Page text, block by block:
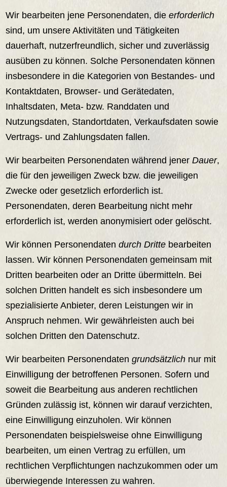
Wir bearbeiten jene Personendaten, dieerforderlich
sind, um unsere Aktivitäten und Tätigkeiten
dauerhaft, nutzerfreundlich, sicher und zuverlässig
ausüben zu können. Solche Personendaten können
insbesondere in die Kategorien von Bestandes- und
Kontaktdaten, Browser- und Gerätedaten,
Inhaltsdaten, Meta- bzw. Randdaten und
Nutzungsdaten, Standortdaten, Verkaufsdaten sowie
Vertrags- und Zahlungsdaten fallen.
Wir bearbeiten Personendaten während jenerDauer,
die für den jeweiligen Zweck bzw. die jeweiligen
Zwecke oder gesetzlich erforderlich ist.
Personendaten, deren Bearbeitung nicht mehr
erforderlich ist, werden anonymisiert oder gelöscht.
Wir können Personendatendurch Dritte bearbeiten
lassen. Wir können Personendaten gemeinsam mit
Dritten bearbeiten oder an Dritte übermitteln. Bei
solchen Dritten handelt es sich insbesondere um
spezialisierte Anbieter, deren Leistungen wir in
Anspruch nehmen. Wir gewährleisten auch bei
solchen Dritten den Datenschutz.
Wir bearbeiten Personendatengrundsätzlich nur mit
Einwilligung der betroffenen Personen. Sofern und
soweit die Bearbeitung aus anderen rechtlichen
Gründen zulässig ist, können wir darauf verzichten,
eine Einwilligung einzuholen. Wir können
Personendaten beispielsweise ohne Einwilligung
bearbeiten, um einen Vertrag zu erfüllen, um
rechtlichen Verpflichtungen nachzukommen oder um
überwiegende Interessen zu wahren.